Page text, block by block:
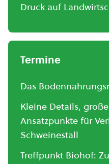
Druck auf
Termine
Das
Kleine Details,
Ansatzpunkte für
Schweinestall
Treffpunkt Biohof: